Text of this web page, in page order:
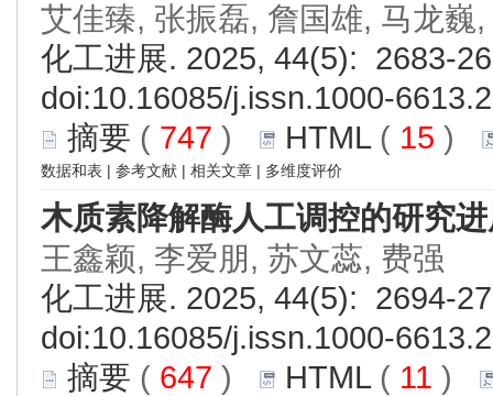
艾佳臻, 张振磊, 詹国雄, 马龙巍
化工进展. 2025, 44(5): 2683-
doi:10.16085/j.issn.1000-
摘要 ( 747 ) HTML( 15 )
数据和表 | 参考文献 | 相关文章 | 多维度评价
木质素降解酶人工调控的研究
王鑫颖, 李爱朋, 苏文蕊, 费强
化工进展. 2025, 44(5): 2694-
doi:10.16085/j.issn.1000-
摘要 ( 647 ) HTML( 11 )